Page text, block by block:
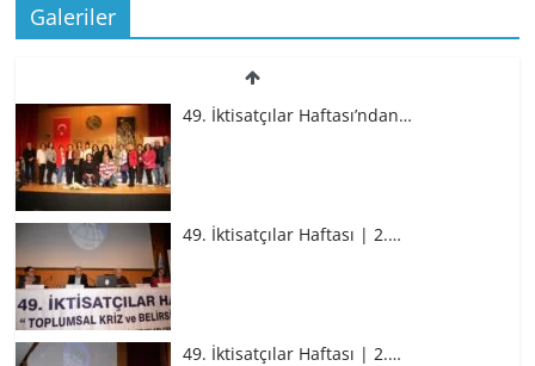
Galeriler
49. İktisatçılar Haftası’ndan…
49. İktisatçılar Haftası | 2.…
49. İktisatçılar Haftası | 2.…